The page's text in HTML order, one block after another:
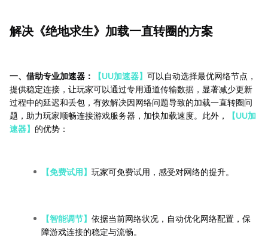
解决《绝地求生》加载一直转圈的方案
一、借助专业加速器： 【UU加速器】 可以自动选择最优网络节点，
提供稳定连接，让玩家可以通过专用通道传输数据，显著减少更新
过程中的延迟和丢包，有效解决因网络问题导致的加载一直转圈问
题，助力玩家顺畅连接游戏服务器，加快加载速度。此外，
【UU加
速器】 的优势：
【免费试用】 玩家可免费试用，感受对网络的提升。
【智能调节】 依据当前网络状况，自动优化网络配置，保
障游戏连接的稳定与流畅。